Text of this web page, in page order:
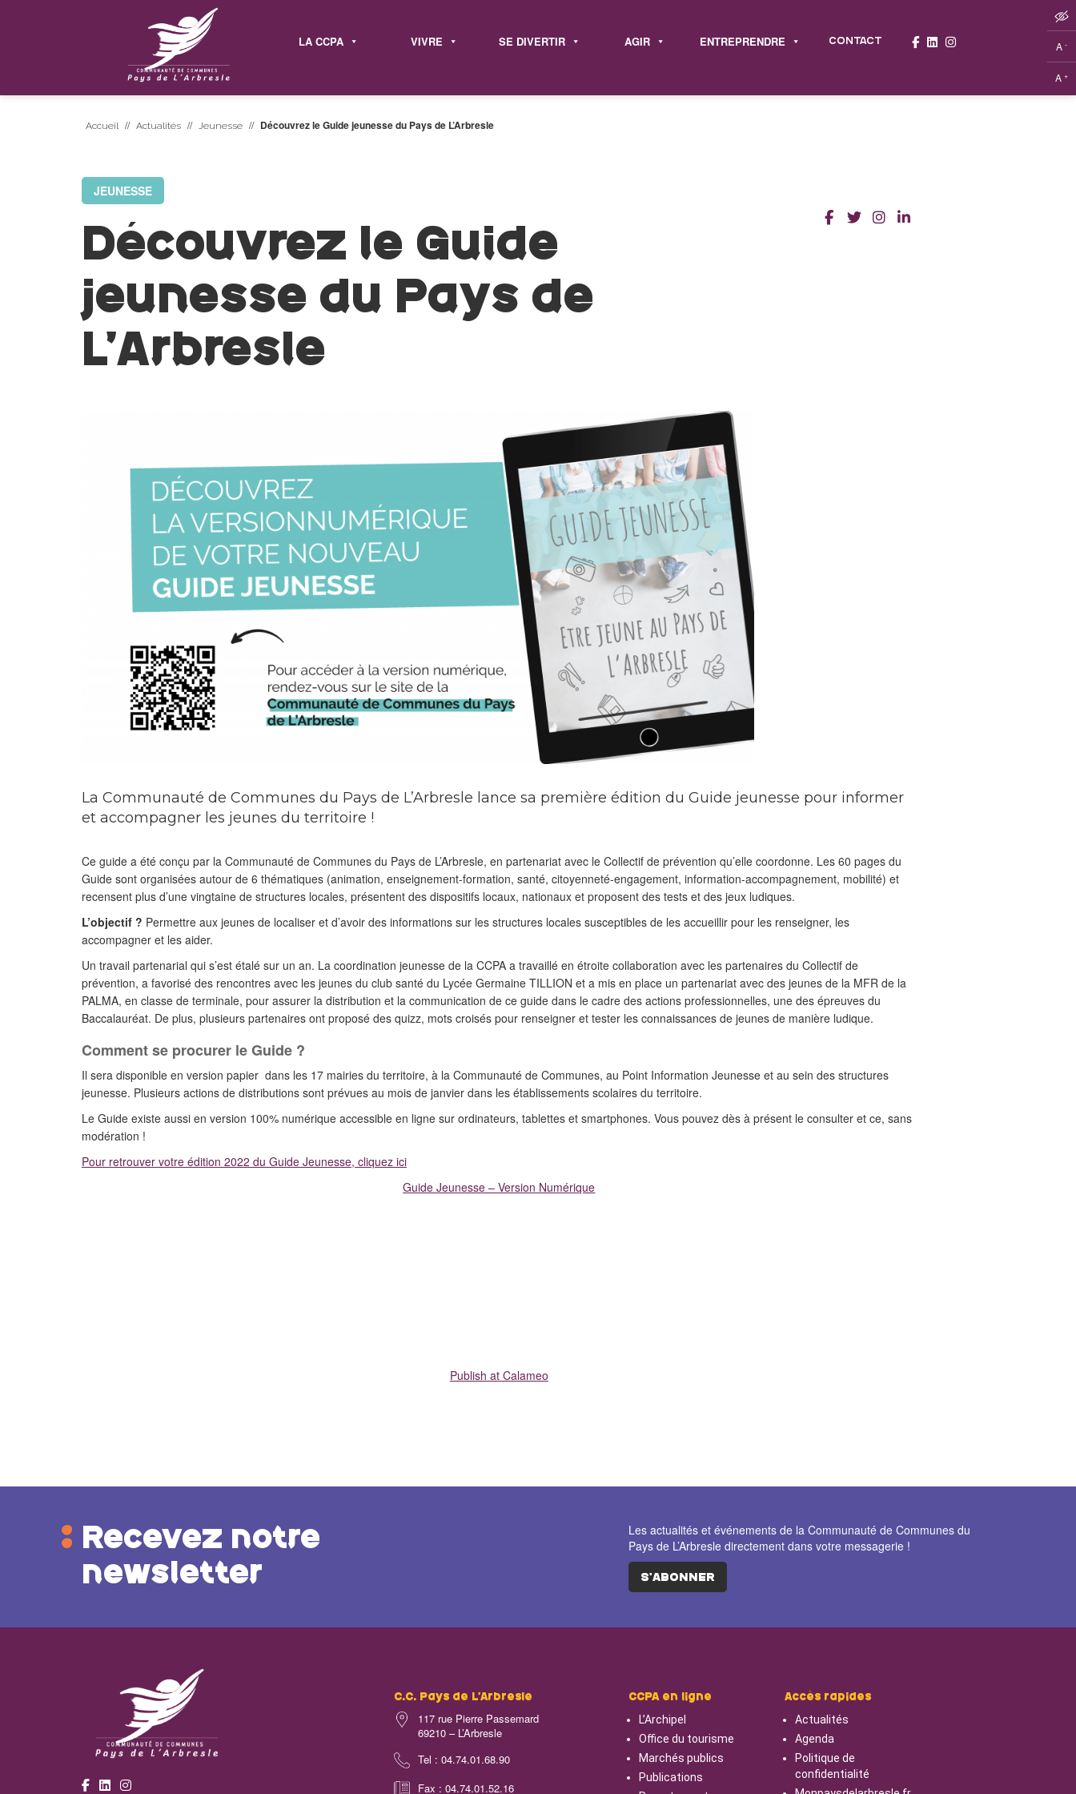
LA CCPA VIVRE SE DIVERTIR AGIR ENTREPRENDRE CONTACT A -
A +
Accueil // Actualités // Jeunesse // Découvrez le Guide jeunesse du Pays de L’Arbresle
JEUNESSE
Découvrez le Guide
jeunesse du Pays de
L’Arbresle
La Communauté de Communes du Pays de L’Arbresle lance sa première édition du Guide jeunesse pour informer
et accompagner les jeunes du territoire !
Ce guide a été conçu par la Communauté de Communes du Pays de L’Arbresle, en partenariat avec le Collectif de prévention qu’elle coordonne. Les 60 pages du
Guide sont organisées autour de 6 thématiques (animation, enseignement-formation, santé, citoyenneté-engagement, information-accompagnement, mobilité) et
recensent plus d’une vingtaine de structures locales, présentent des dispositifs locaux, nationaux et proposent des tests et des jeux ludiques.
L’objectif ? Permettre aux jeunes de localiser et d’avoir des informations sur les structures locales susceptibles de les accueillir pour les renseigner, les
accompagner et les aider.
Un travail partenarial qui s’est étalé sur un an. La coordination jeunesse de la CCPA a travaillé en étroite collaboration avec les partenaires du Collectif de
prévention, a favorisé des rencontres avec les jeunes du club santé du Lycée Germaine TILLION et a mis en place un partenariat avec des jeunes de la MFR de la
PALMA, en classe de terminale, pour assurer la distribution et la communication de ce guide dans le cadre des actions professionnelles, une des épreuves du
Baccalauréat. De plus, plusieurs partenaires ont proposé des quizz, mots croisés pour renseigner et tester les connaissances de jeunes de manière ludique.
Comment se procurer le Guide ?
Il sera disponible en version papier dans les 17 mairies du territoire, à la Communauté de Communes, au Point Information Jeunesse et au sein des structures
jeunesse. Plusieurs actions de distributions sont prévues au mois de janvier dans les établissements scolaires du territoire.
Le Guide existe aussi en version 100% numérique accessible en ligne sur ordinateurs, tablettes et smartphones. Vous pouvez dès à présent le consulter et ce, sans
modération !
Pour retrouver votre édition 2022 du Guide Jeunesse, cliquez ici
Guide Jeunesse – Version Numérique
Publish at Calameo
Recevez notre
newsletter
Les actualités et événements de la Communauté de Communes du
Pays de L’Arbresle directement dans votre messagerie !
S'ABONNER
C.C. Pays de L’Arbresle
117 rue Pierre Passemard
69210 – L’Arbresle
Tel : 04.74.01.68.90
Fax : 04.74.01.52.16
CCPA en ligne
L’Archipel
Office du tourisme
Marchés publics
Publications
Accès rapides
Actualités
Agenda
Politique de
confidentialité